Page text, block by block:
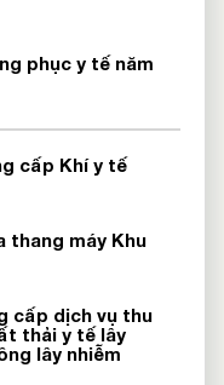
phục y tế năm
cấp Khí y tế
thang máy Khu
cấp dịch vụ thu
thải y tế lây
lây nhiễm